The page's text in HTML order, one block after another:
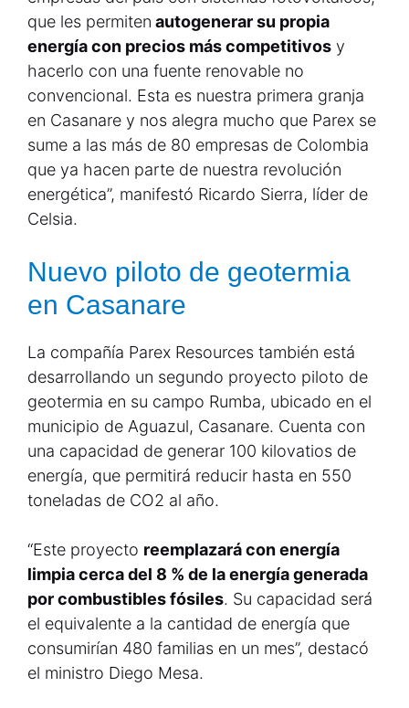
que les permiten autogenerar su propia
energía con precios más competitivos y
hacerlo con una fuente renovable no
convencional. Esta es nuestra primera granja
en Casanare y nos alegra mucho que Parex se
sume a las más de 80 empresas de Colombia
que ya hacen parte de nuestra revolución
energética”, manifestó Ricardo Sierra, líder de
Celsia.
Nuevo piloto de geotermia
en Casanare
La compañía Parex Resources también está
desarrollando un segundo proyecto piloto de
geotermia en su campo Rumba, ubicado en el
municipio de Aguazul, Casanare. Cuenta con
una capacidad de generar 100 kilovatios de
energía, que permitirá reducir hasta en 550
toneladas de CO2 al año.
“Este proyecto reemplazará con energía
limpia cerca del 8 % de la energía generada
por combustibles fósiles. Su capacidad será
el equivalente a la cantidad de energía que
consumirían 480 familias en un mes”, destacó
el ministro Diego Mesa.